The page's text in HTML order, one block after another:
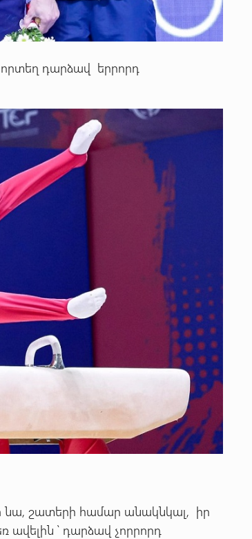
դարձավ երրորդ
նա, շատերի համար անակնկալ, իր
ավելին ՝ դարձավ չորրորդ